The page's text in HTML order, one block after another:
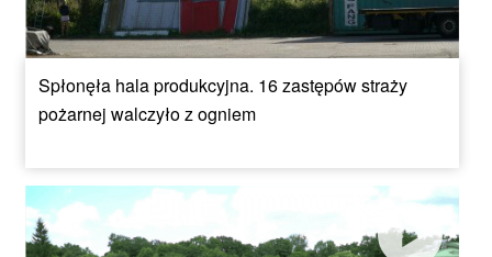
Spłonęła hala produkcyjna. 16 zastępów straży
pożarnej walczyło z ogniem